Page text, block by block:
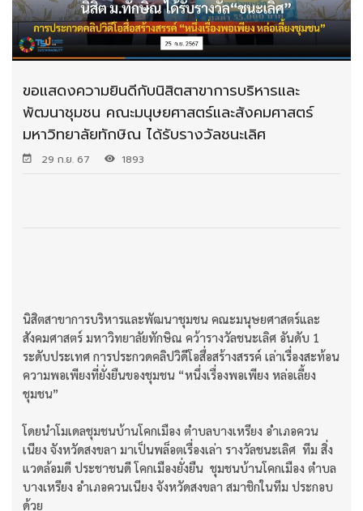
ขอแสดงความยินดีกับนิสิตสาขาการบริหารและ
พัฒนาชุมชน คณะมนุษยศาสตร์และสังคมศาสตร์
มหาวิทยาลัยทักษิณ ได้รับรางวัลชนะเลิศ
29 ก.ย. 67 1893
นิสิตสาขาการบริหารและพัฒนาชุมชน คณะมนุษยศาสตร์และ
สังคมศาสตร์ มหาวิทยาลัยทักษิณ คว้ารางวัลชนะเลิศ อันดับ 1
ระดับประเทศ การประกวดคลิปวิดีโอสื่อสร้างสรรค์ เล่าเรื่องสะท้อน
ความพอเพียงที่ยั่งยืนของชุมชน “หนึ่งเรื่องพอเพียง หล่อเลี้ยง
ชุมชน”
โดยนำโมเดลชุมชนบ้านโคกเมือง ตำบลบางเหรียง อำเภอควน
เนียง จังหวัดสงขลา มาเป็นพล็อตเรื่องเล่า รางวัลชนะเลิศ ทีม สิ่ง
แวดล้อมดี ประชาชนดี โคกเมืองยั่งยืน ชุมชนบ้านโคกเมือง ตำบล
บางเหรียง อำเภอควนเนียง จังหวัดสงขลา สมาชิกในทีม ประกอบ
ด้วย